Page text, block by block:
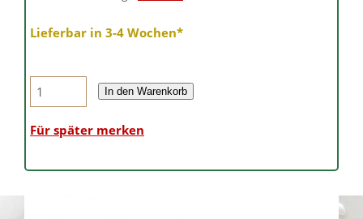
Lieferbar in 3-4 Wochen*
In den Warenkorb
Für später merken